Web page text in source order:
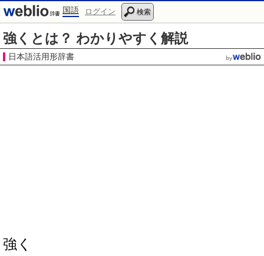
国語 ログイン 検索
強くとは？ わかりやすく解説
日本語活用形辞書
強く